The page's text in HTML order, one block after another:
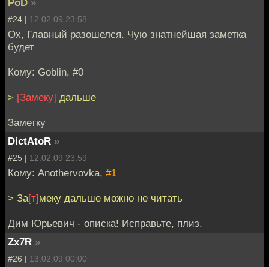
#24 | 12.02.09 23:58
Ох, Главный разошелся. Чую знатнейшая заметка
будет
Кому: Goblin, #0
> [Замеку] дальше
Заметку
DictAtoR »
#25 | 12.02.09 23:59
Кому: Anothervovka, #1
> За[т]меку дальше можно не читать
Дим Юрьевич - описка! Исправьте, плиз.
Zx7R »
#26 | 13.02.09 00:00